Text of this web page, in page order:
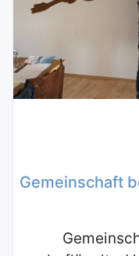
Gemeinschaft